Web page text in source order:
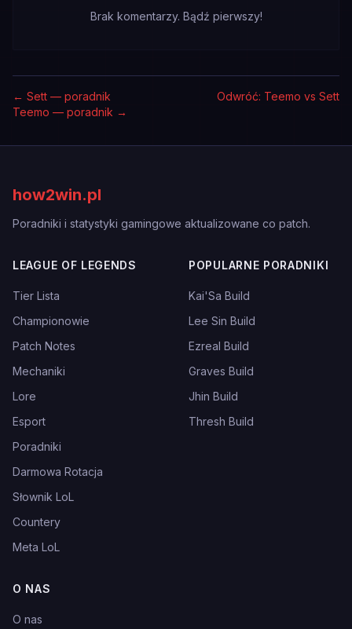
Brak komentarzy. Bądź pierwszy!
← Sett — poradnik
Odwróć: Teemo vs Sett
Teemo — poradnik →
how2win.pl
Poradniki i statystyki gamingowe aktualizowane co patch.
LEAGUE OF LEGENDS
Tier Lista
Championowie
Patch Notes
Mechaniki
Lore
Esport
Poradniki
Darmowa Rotacja
Słownik LoL
Countery
Meta LoL
POPULARNE PORADNIKI
Kai'Sa Build
Lee Sin Build
Ezreal Build
Graves Build
Jhin Build
Thresh Build
O NAS
O nas